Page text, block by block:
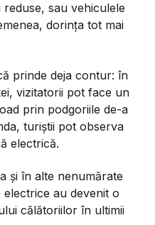
sau vehiculele
dorința tot mai
prinde deja contur: în
vizitatorii pot face un
prin podgoriile de-a
turiștii pot observa
electrică.
și în alte nenumărate
au devenit o
călătoriilor în ultimii